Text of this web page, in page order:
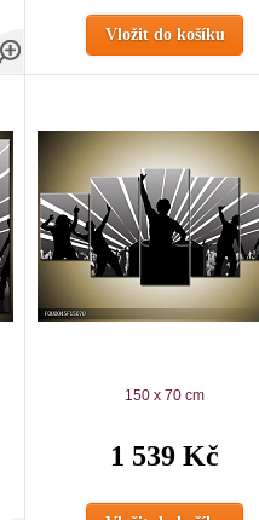
Vložit do košíku
150 x 70 cm
1 539 Kč